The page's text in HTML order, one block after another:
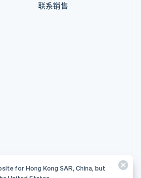
联系销售
for Hong Kong SAR, China, but